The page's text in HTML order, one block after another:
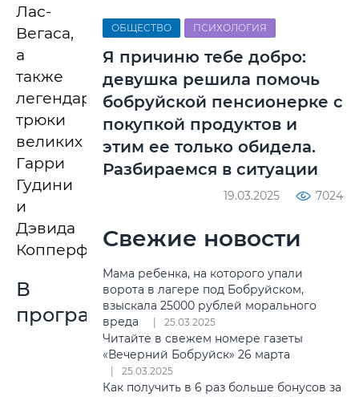
Лас-
Вегаса,
а
также
легендарные
трюки
великих
Гарри
Гудини
и
Дэвида
Копперфильда.
В
программе:
ОБЩЕСТВО ПСИХОЛОГИЯ
Я причиню тебе добро:
девушка решила помочь
бобруйской пенсионерке с
покупкой продуктов и
этим ее только обидела.
Разбираемся в ситуации
19.03.2025 7024
Свежие новости
Мама ребенка, на которого упали
ворота в лагере под Бобруйском,
взыскала 25000 рублей морального
вреда
25.03.2025
Читайте в свежем номере газеты
«Вечерний Бобруйск» 26 марта
25.03.2025
Как получить в 6 раз больше бонусов за